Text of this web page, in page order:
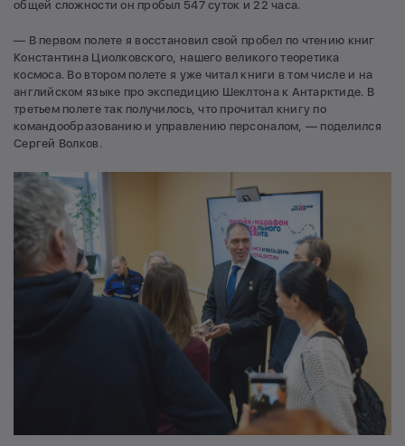
общей сложности он пробыл 547 суток и 22 часа.
— В первом полете я восстановил свой пробел по чтению книг
Константина Циолковского, нашего великого теоретика
космоса. Во втором полете я уже читал книги в том числе и на
английском языке про экспедицию Шеклтона к Антарктиде. В
третьем полете так получилось, что прочитал книгу по
командообразованию и управлению персоналом, — поделился
Сергей Волков.